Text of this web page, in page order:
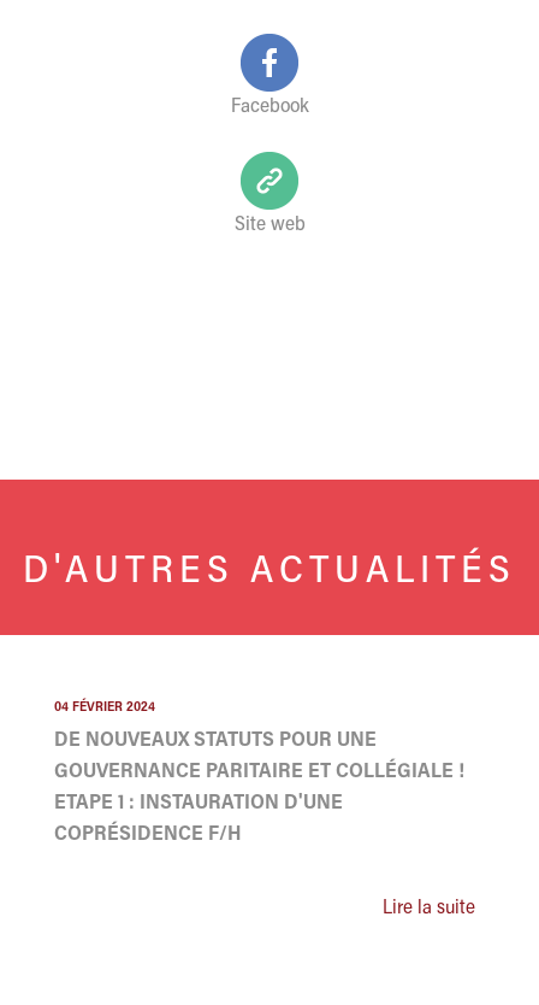
Facebook
Site web
D'AUTRES ACTUALITÉS
04 FÉVRIER 2024
DE NOUVEAUX STATUTS POUR UNE
GOUVERNANCE PARITAIRE ET COLLÉGIALE !
ETAPE 1 : INSTAURATION D'UNE
COPRÉSIDENCE F/H
Lire la suite